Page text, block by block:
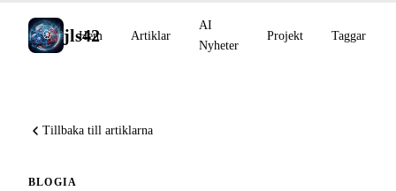
jls42
Hem Artiklar
AI
Nyheter
Projekt Taggar
Tillbaka till artiklarna
BLOGIA